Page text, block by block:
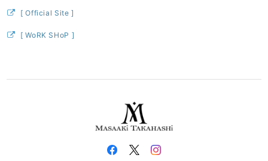
[ Official Site ]
[ WoRK SHoP ]